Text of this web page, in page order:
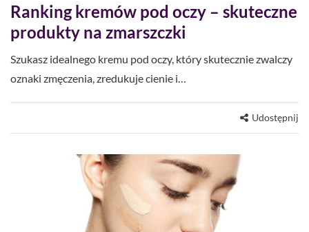
Ranking kremów pod oczy – skuteczne
produkty na zmarszczki
Szukasz idealnego kremu pod oczy, który skutecznie zwalczy
oznaki zmęczenia, zredukuje cienie i…
Udostępnij